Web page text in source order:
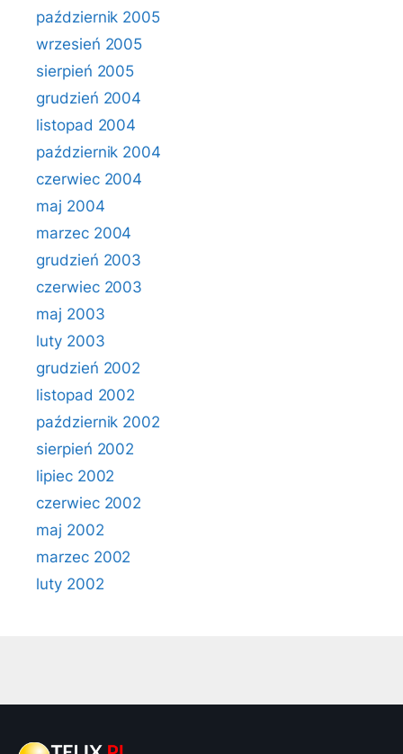
październik 2005
wrzesień 2005
sierpień 2005
grudzień 2004
listopad 2004
październik 2004
czerwiec 2004
maj 2004
marzec 2004
grudzień 2003
czerwiec 2003
maj 2003
luty 2003
grudzień 2002
listopad 2002
październik 2002
sierpień 2002
lipiec 2002
czerwiec 2002
maj 2002
marzec 2002
luty 2002